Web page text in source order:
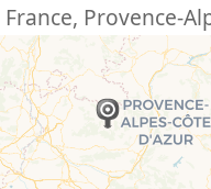
France, Provence-